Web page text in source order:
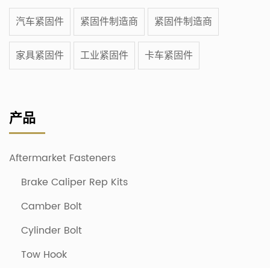
汽车紧固件 紧固件制造商 紧固件制造商
家具紧固件 工业紧固件 卡车紧固件
产品
Aftermarket Fasteners
Brake Caliper Rep Kits
Camber Bolt
Cylinder Bolt
Tow Hook